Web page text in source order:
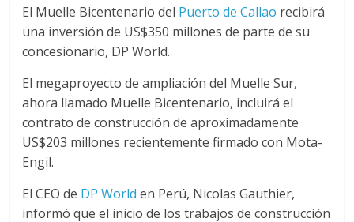
a
–
T
r
a
El Muelle Bicentenario del Puerto de Callao recibirá
una inversión de US$350 millones de parte de su
concesionario, DP World.
El megaproyecto de ampliación del Muelle Sur,
ahora llamado Muelle Bicentenario, incluirá el
contrato de construcción de aproximadamente
US$203 millones recientemente firmado con Mota-
Engil.
El CEO de DP World en Perú, Nicolas Gauthier,
informó que el inicio de los trabajos de construcción